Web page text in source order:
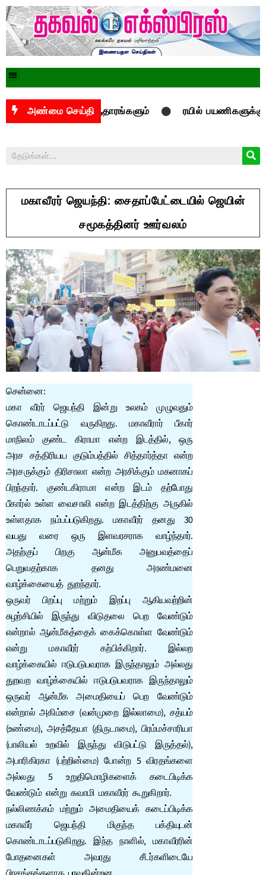
அண்மை செய்தி
வரலாற்று ஆதாரங்களும் ரயில் பயணிகளுக்கு
மகாவீரர் ஜெயந்தி: சைதாப்பேட்டையில் ஜெயின்
சமூகத்தினர் ஊர்வலம்
சென்னை:
மகா வீரர் ஜெயந்தி இன்று உலகம் முழுவதும்
கொண்டாடப்பட்டு வருகிறது. மகாவீரார் பீகார்
மாநிலம் குண்ட கிராமா என்ற இடத்தில், ஒரு
அரச சத்திரியய குடும்பத்தில் சித்தார்த்தா என்ற
அரசருக்கும் திரிசாலா என்ற அரசிக்கும் மகனாகப்
பிறந்தார். குண்டகிராமா என்ற இடம் தற்போது
பீகார்ல் உள்ள வைசாலி என்ற இடத்திற்கு அருகில்
உள்ளதாக நம்பப்படுகிறது. மகாவீரர் தனது 30
வயது வரை ஒரு இளவரசராக வாழ்ந்தார்.
அதற்குப் பிறகு ஆன்மீக அனுபவத்தைப்
பெறுவதற்காக தனது அரண்மனை
வாழ்க்கையைத் துறந்தார்.
ஒருவர் பிறப்பு மற்றும் இறப்பு ஆகியவற்றின்
சுழற்சியில் இருந்து விடுதலை பெற வேண்டும்
என்றால் ஆன்மீகத்தைக் கைக்கொள்ள வேண்டும்
என்று மகாவீரர் கற்பிக்கிறார். இல்லற
வாழ்க்கையில் ஈடுபடுபவராக இருந்தாலும் அல்லது
துறவற வாழ்க்கையில் ஈடுபடுபவராக இருந்தாலும்
ஒருவர் ஆன்மீக அமைதியைப் பெற வேண்டும்
என்றால் அகிம்சை (வன்முறை இல்லாமை), சத்யம்
(உண்மை), அசத்தேயா (திருடாமை), பிரம்மச்சாரியா
(பாலியல் உறவில் இருந்து விடுபட்டு இருத்தல்),
அபாரிகிரகா (பற்றின்மை) போன்ற 5 விரதங்களை
அல்லது 5 உறுதிமொழிகளைக் கடைபிடிக்க
வேண்டும் என்று சுவாமி மகாவீரர் கூறுகிறார்.
நல்லிணக்கம் மற்றும் அமைதியைக் கடைப்பிடிக்க
மகாவீர் ஜெயந்தி மிகுந்த பக்தியுடன்
கொண்டாடப்படுகிறது. இந்த நாளில், மகாவீரரின்
போதனைகள் அவரது சீடர்களிடையே